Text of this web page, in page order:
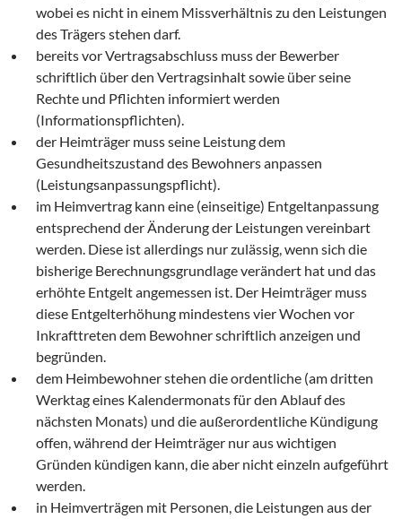
wobei es nicht in einem Missverhältnis zu den Leistungen
des Trägers stehen darf.
bereits vor Vertragsabschluss muss der Bewerber
schriftlich über den Vertragsinhalt sowie über seine
Rechte und Pflichten informiert werden
(Informationspflichten).
der Heimträger muss seine Leistung dem
Gesundheitszustand des Bewohners anpassen
(Leistungsanpassungspflicht).
im Heimvertrag kann eine (einseitige) Entgeltanpassung
entsprechend der Änderung der Leistungen vereinbart
werden. Diese ist allerdings nur zulässig, wenn sich die
bisherige Berechnungsgrundlage verändert hat und das
erhöhte Entgelt angemessen ist. Der Heimträger muss
diese Entgelterhöhung mindestens vier Wochen vor
Inkrafttreten dem Bewohner schriftlich anzeigen und
begründen.
dem Heimbewohner stehen die ordentliche (am dritten
Werktag eines Kalendermonats für den Ablauf des
nächsten Monats) und die außerordentliche Kündigung
offen, während der Heimträger nur aus wichtigen
Gründen kündigen kann, die aber nicht einzeln aufgeführt
werden.
in Heimverträgen mit Personen, die Leistungen aus der